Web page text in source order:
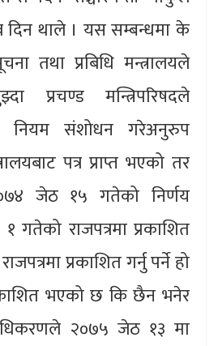
दिन थाले । यस सम्बन्धमा के
तथा प्रबिधि मन्त्रालयले
प्रचण्ड मन्त्रिपरिषदले
नियम संशोधन गरेअनुरुप
पत्र प्राप्त भएको तर
जेठ १५ गतेको निर्णय
गतेको राजपत्रमा प्रकाशित
प्रकाशित गर्नु पर्ने हो
भएको छ कि छैन भनेर
२०७५ जेठ १३ मा